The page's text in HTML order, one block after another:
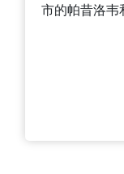
市的帕昔洛韦